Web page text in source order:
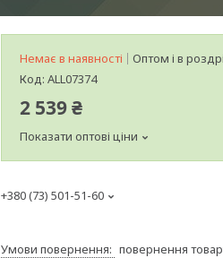
Немає в наявності
Оптом і в
Код: ALL07374
2 539 ₴
Показати оптові ціни
+380 (73) 501-51-60
повернення